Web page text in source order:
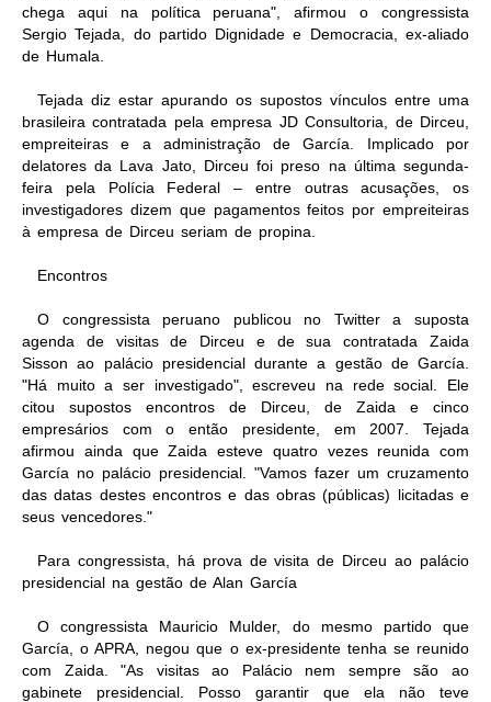
chega aqui na política peruana", afirmou o congressista
Sergio Tejada, do partido Dignidade e Democracia, ex-aliado
de Humala.
Tejada diz estar apurando os supostos vínculos entre uma
brasileira contratada pela empresa JD Consultoria, de Dirceu,
empreiteiras e a administração de García. Implicado por
delatores da Lava Jato, Dirceu foi preso na última segunda-
feira pela Polícia Federal – entre outras acusações, os
investigadores dizem que pagamentos feitos por empreiteiras
à empresa de Dirceu seriam de propina.
Encontros
O congressista peruano publicou no Twitter a suposta
agenda de visitas de Dirceu e de sua contratada Zaida
Sisson ao palácio presidencial durante a gestão de García.
"Há muito a ser investigado", escreveu na rede social. Ele
citou supostos encontros de Dirceu, de Zaida e cinco
empresários com o então presidente, em 2007. Tejada
afirmou ainda que Zaida esteve quatro vezes reunida com
García no palácio presidencial. "Vamos fazer um cruzamento
das datas destes encontros e das obras (públicas) licitadas e
seus vencedores."
Para congressista, há prova de visita de Dirceu ao palácio
presidencial na gestão de Alan García
O congressista Mauricio Mulder, do mesmo partido que
García, o APRA, negou que o ex-presidente tenha se reunido
com Zaida. "As visitas ao Palácio nem sempre são ao
gabinete presidencial. Posso garantir que ela não teve